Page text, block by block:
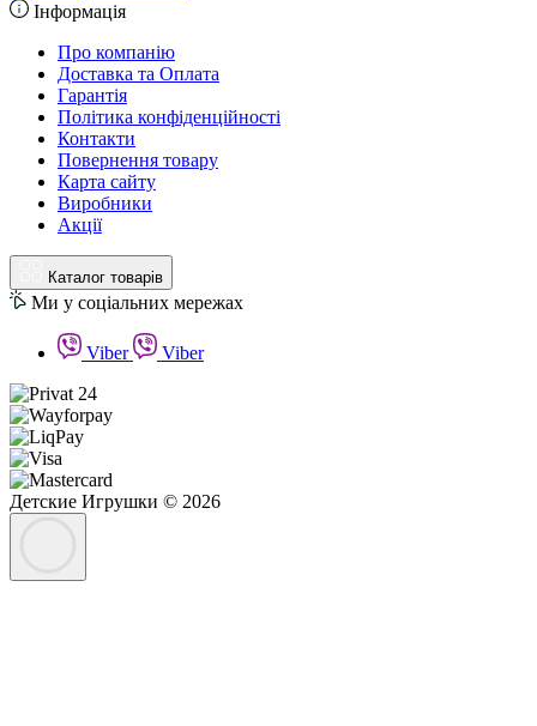
Інформація
Про компанію
Доставка та Оплата
Гарантія
Політика конфіденційності
Контакти
Повернення товару
Карта сайту
Виробники
Акції
Каталог товарів
Ми у соціальних мережах
Viber Viber
Детские Игрушки © 2026